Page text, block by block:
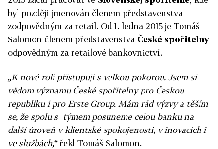
byl později jmenován členem představenstva
zodpovědným za retail. Od 1. ledna 2015 je Tomáš
Salomon členem představenstva České spořitelny
odpovědným za retailové bankovnictví.
„K nové roli přistupuji s velkou pokorou. Jsem si
vědom významu České spořitelny pro Českou
republiku i pro Erste Group. Mám rád výzvy a těším
se, že spolu s týmem posuneme celou banku na
další úroveň v klientské spokojenosti, v inovacích i
ve službách,“řekl Tomáš Salomon.